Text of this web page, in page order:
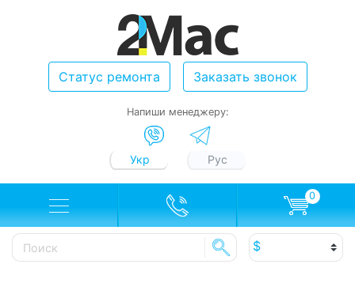
Статус ремонта Заказать звонок
Напиши менеджеру:
Укр Рус
0